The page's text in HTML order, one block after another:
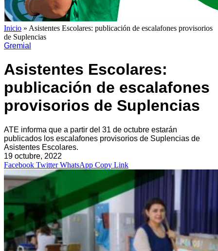
Inicio » Asistentes Escolares: publicación de escalafones provisorios
de Suplencias
Gremial
Asistentes Escolares:
publicación de escalafones
provisorios de Suplencias
ATE informa que a partir del 31 de octubre estarán
publicados los escalafones provisorios de Suplencias de
Asistentes Escolares.
19 octubre, 2022
Facebook Twitter WhatsApp Copy Link